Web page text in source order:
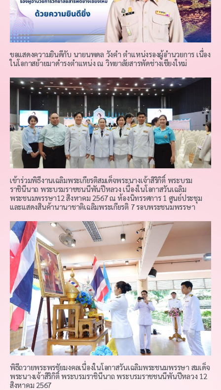
ขอแสดงความยินดีกับ นายนพดล วังคำ ตำแหน่งรองผู้อำนวยการ เนื่อง
ในโอกาสย้ายมาดำรงตำแหน่ง ณ วิทยาลัยสารพัดช่างเชียงใหม่
เข้าร่วมพิธีงานเฉลิมพระเกียรติสมเด็จพระนางเจ้าสิริกิติ์ พระบรม
ราชินีนาถ พระบรมราชชนนีพันปีหลวง เนื่องในโอกาสวันเฉลิม
พระชนมพรรษา12 สิงหาคม 2567 ณ ห้องนิทรรศการ 1 ศูนย์ประชุม
และแสดงสินค้านานาชาติเฉลิมพระเกียรติ 7 รอบพระชนมพรรษา
พิธีถวายพระพรชัยมงคลเนื่องในโอกาสวันเฉลิมพระชนมพรรษา สมเด็จ
พระนางเจ้าสิริกิติ์ พระบรมราชินีนาถ พระบรมราชชนนีพันปีหลวง 12
สิงหาคม 2567